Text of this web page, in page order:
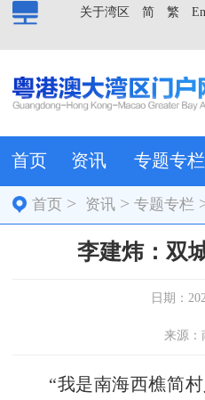
繁
简
关于湾区
首页 资讯 专题专栏
首页 > 资讯 >专题专栏
李建炜：双
日期：
来源：
“我是南海西樵简村